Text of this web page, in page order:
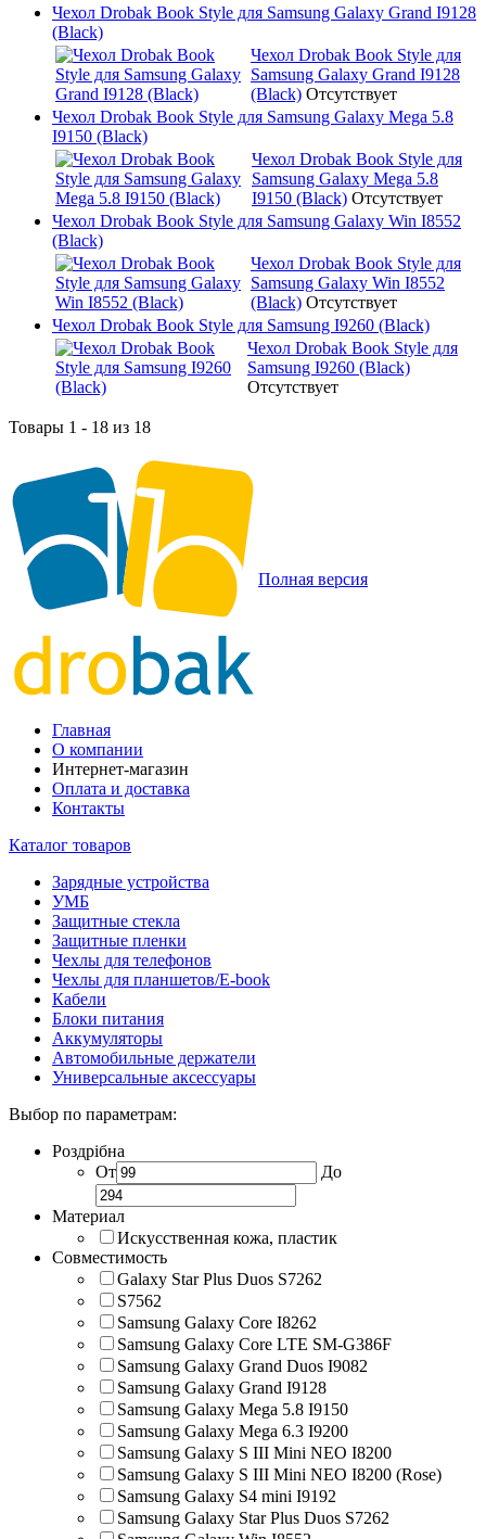
Чехол Drobak Book Style для Samsung Galaxy Grand I9128
(Black)
Чехол Drobak Book Style для
Samsung Galaxy Grand I9128
(Black) Отсутствует
Чехол Drobak Book Style для Samsung Galaxy Mega 5.8
I9150 (Black)
Чехол Drobak Book Style для
Samsung Galaxy Mega 5.8
I9150 (Black) Отсутствует
Чехол Drobak Book Style для Samsung Galaxy Win I8552
(Black)
Чехол Drobak Book Style для
Samsung Galaxy Win I8552
(Black) Отсутствует
Чехол Drobak Book Style для Samsung I9260 (Black)
Чехол Drobak Book Style для
Samsung I9260 (Black)
Отсутствует
Товары 1 - 18 из 18
Полная версия
Главная
О компании
Интернет-магазин
Оплата и доставка
Контакты
Каталог товаров
Зарядные устройства
УМБ
Защитные стекла
Защитные пленки
Чехлы для телефонов
Чехлы для планшетов/E-book
Кабели
Блоки питания
Аккумуляторы
Автомобильные держатели
Универсальные аксессуары
Выбор по параметрам:
Роздрібна
От
До
Материал
Искусственная кожа, пластик
Совместимость
Galaxy Star Plus Duos S7262
S7562
Samsung Galaxy Core I8262
Samsung Galaxy Core LTE SM-G386F
Samsung Galaxy Grand Duos I9082
Samsung Galaxy Grand I9128
Samsung Galaxy Mega 5.8 I9150
Samsung Galaxy Mega 6.3 I9200
Samsung Galaxy S III Mini NEO I8200
Samsung Galaxy S III Mini NEO I8200 (Rose)
Samsung Galaxy S4 mini I9192
Samsung Galaxy Star Plus Duos S7262